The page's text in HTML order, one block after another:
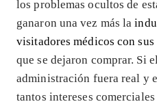
los problemas ocultos de
ganaron una vez más la
visitadores médicos con
que se dejaron comprar. Si
administración fuera real y
tantos intereses